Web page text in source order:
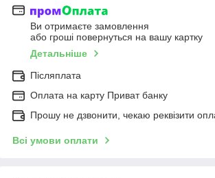
Ви отримаєте замовлення
або гроші повернуться на вашу картку
Детальніше
Післяплата
Оплата на карту Приват банку
Прошу не дзвонити, чекаю реквізити
Всі умови оплати